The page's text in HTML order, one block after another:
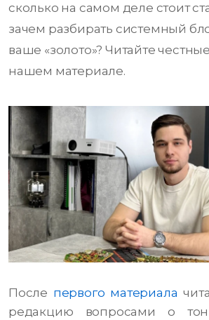
сколько на самом деле стоит
зачем разбирать системный
ваше «золото»? Читайте
нашем материале.
После первого материала
редакцию вопросами о